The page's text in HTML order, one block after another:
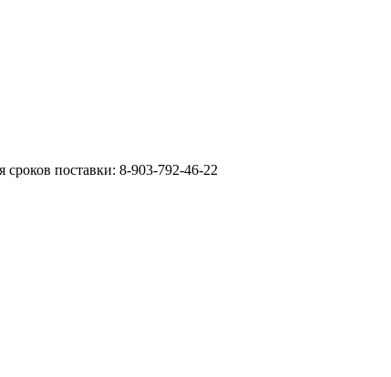
поставки: 8-903-792-46-22